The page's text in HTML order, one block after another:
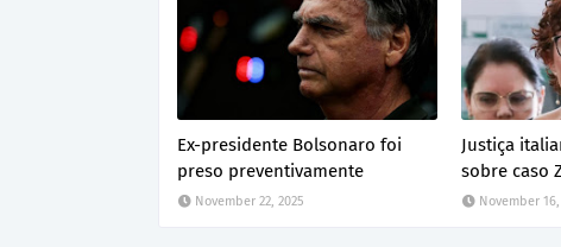
Ex-presidente Bolsonaro foi
preso preventivamente
November 22, 2025
Justiça
sobre caso
November 16,